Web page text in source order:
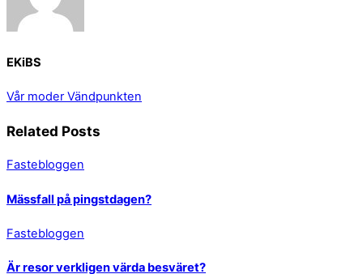
EKiBS
Vår moder Vändpunkten
Related Posts
Fastebloggen
Mässfall på pingstdagen?
Fastebloggen
Är resor verkligen värda besväret?